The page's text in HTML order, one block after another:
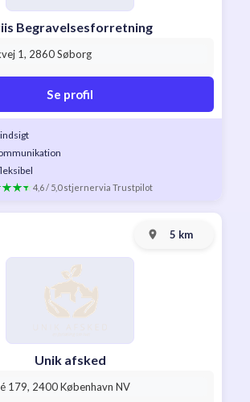
Begravelsesforretning
1, 2860 Søborg
Se profil
4,6 / 5,0 stjernervia Trustpilot
5 km
Unik afsked
179, 2400 København NV